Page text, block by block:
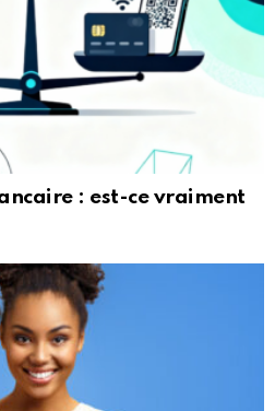
: est-ce vraiment